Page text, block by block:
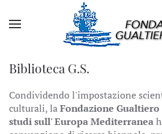
Biblioteca G.S.
Condividendo l'impostazione
culturali, laFondazione Gualtiero
studi sull' Europa Mediterranea